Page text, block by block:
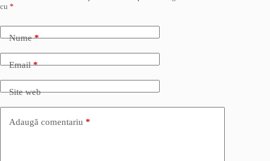
cu *
Nume*
Email*
Site web
Adaugă comentariu *